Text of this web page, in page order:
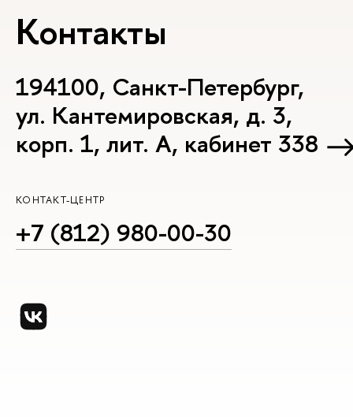
Контакты
194100, Санкт-Петербург,
ул. Кантемировская, д. 3,
корп. 1, лит. А, кабинет 338
КОНТАКТ-ЦЕНТР
+7 (812) 980-00-30